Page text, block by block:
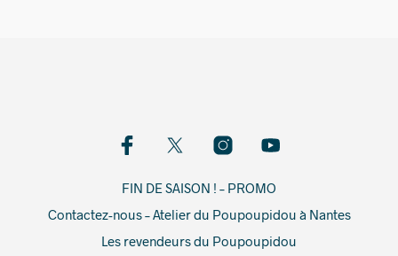
FIN DE SAISON ! – PROMO
Contactez-nous – Atelier du Poupoupidou à Nantes
Les revendeurs du Poupoupidou